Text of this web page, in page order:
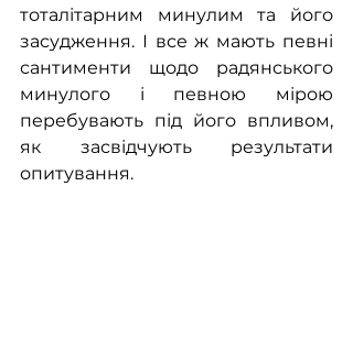
тоталітарним минулим та його
засудження. І все ж мають певні
сантименти щодо радянського
минулого і певною мірою
перебувають під його впливом,
як засвідчують результати
опитування.